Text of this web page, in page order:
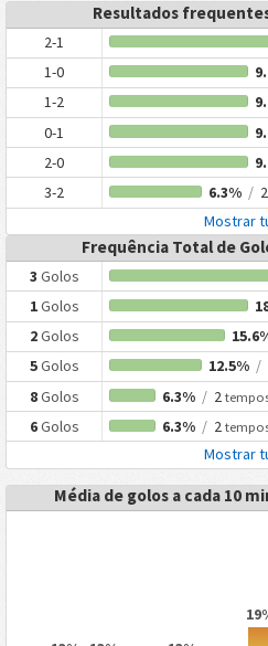
Resultados
2-1
1-0
1-2
0-1
2-0
3-2 6.3% /2
Mostrar
Frequência Total de
3 Golos
1Golos
2Golos
5Golos 12.5% /
8Golos 6.3% /2
6Golos 6.3% /2
Mostrar
Média de golos a cada 10